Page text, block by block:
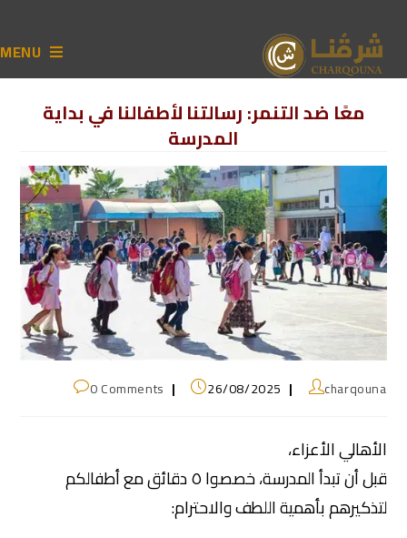
MENU
معًا ضد التنمر: رسالتنا لأطفالنا في بداية
المدرسة
charqouna
26/08/2025
0 Comments
الأهالي الأعزاء،
قبل أن تبدأ المدرسة، خصصوا ٥ دقائق مع أطفالكم
لتذكيرهم بأهمية اللطف والاحترام: